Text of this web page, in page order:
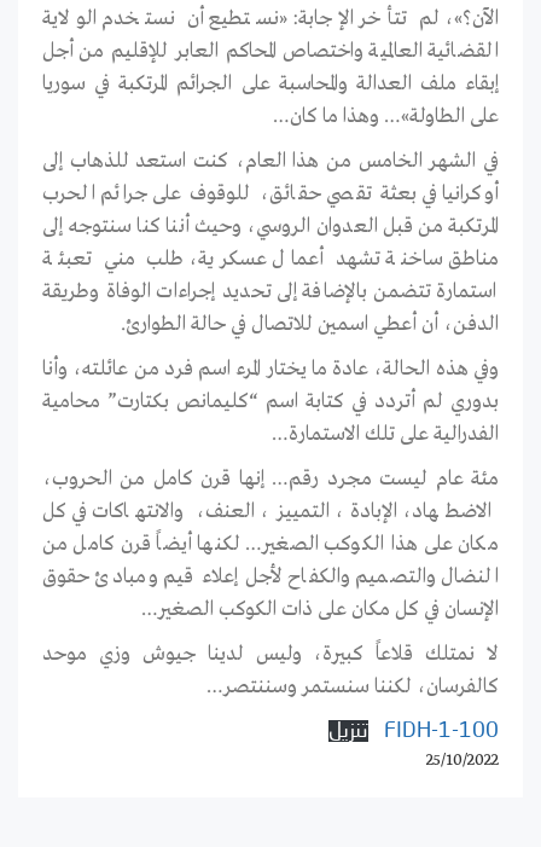
الآن؟»، لم تتأخر الإجابة: «نستطيع أن نستخدم الولاية
القضائية العالمية واختصاص المحاكم العابر للإقليم من أجل
إبقاء ملف العدالة والمحاسبة على الجرائم المرتكبة في سوريا
على الطاولة»… وهذا ما كان…
في الشهر الخامس من هذا العام، كنت استعد للذهاب إلى
أوكرانيا في بعثة تقصي حقائق، للوقوف على جرائم الحرب
المرتكبة من قبل العدوان الروسي، وحيث أننا كنا سنتوجه إلى
مناطق ساخنة تشهد أعمال عسكرية، طلب مني تعبئة
استمارة تتضمن بالإضافة إلى تحديد إجراءات الوفاة وطريقة
الدفن، أن أعطي اسمين للاتصال في حالة الطوارئ.
وفي هذه الحالة، عادة ما يختار المرء اسم فرد من عائلته، وأنا
بدوري لم أتردد في كتابة اسم “كليمانص بكتارت” محامية
الفدرالية على تلك الاستمارة…
مئة عام ليست مجرد رقم… إنها قرن كامل من الحروب،
الاضطهاد، الإبادة، التمييز، العنف، والانتهاكات في كل
مكان على هذا الكوكب الصغير… لكنها أيضاً قرن كامل من
النضال والتصميم والكفاح لأجل إعلاء قيم ومبادئ حقوق
الإنسان في كل مكان على ذات الكوكب الصغير…
لا نمتلك قلاعاً كبيرة، وليس لدينا جيوش وزي موحد
كالفرسان، لكننا سنستمر وسننتصر…
100-FIDH-1 تنزيل
25/10/2022